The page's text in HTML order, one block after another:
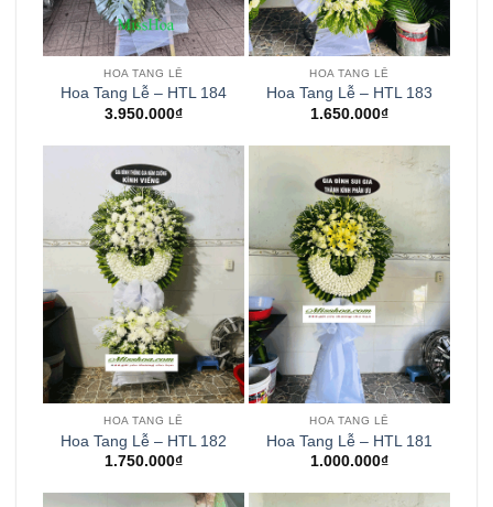
HOA TANG LỄ
Hoa Tang Lễ – HTL 184
3.950.000₫
HOA TANG LỄ
Hoa Tang Lễ – HTL 183
1.650.000₫
HOA TANG LỄ
Hoa Tang Lễ – HTL 182
1.750.000₫
HOA TANG LỄ
Hoa Tang Lễ – HTL 181
1.000.000₫